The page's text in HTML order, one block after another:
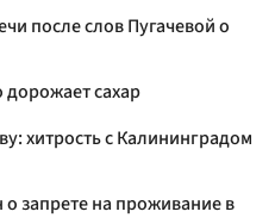
после слов Пугачевой о
дорожает сахар
хитрость с Калининградом
о запрете на проживание в